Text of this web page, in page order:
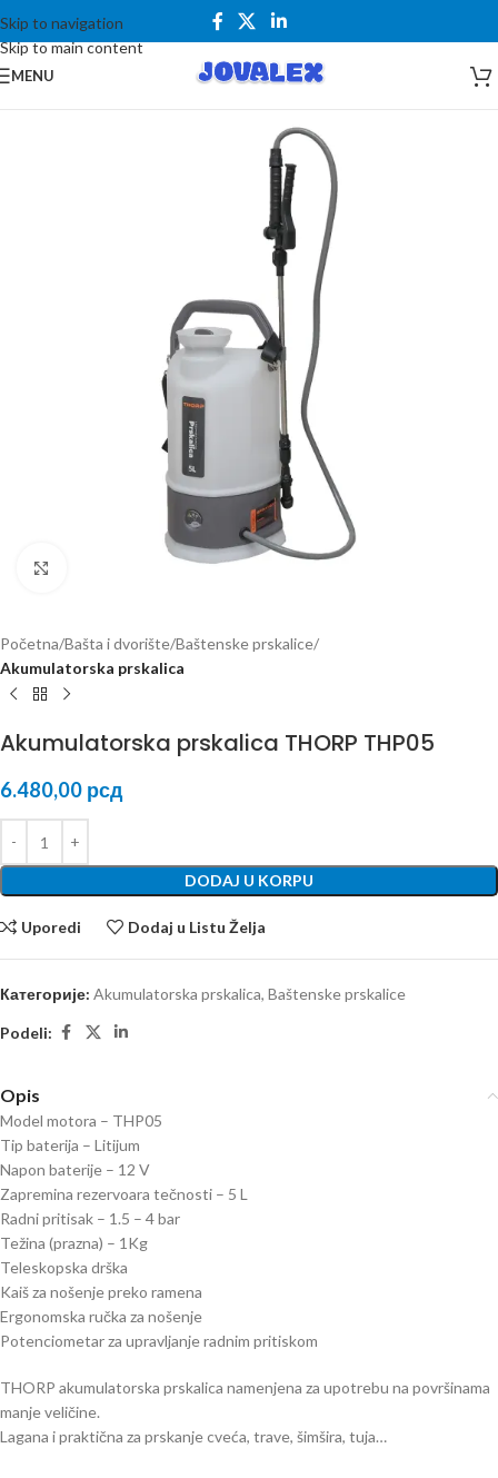
Skip to navigation
Skip to main content
MENU
Kliknite za uvećanje
Početna Bašta i dvorište Baštenske prskalice
Akumulatorska prskalica
Akumulatorska prskalica THORP THP05
6.480,00 рсд
DODAJ U KORPU
Uporedi Dodaj u Listu Želja
Категорије: Akumulatorska prskalica, Baštenske prskalice
Podeli:
Opis
Model motora – THP05
Tip baterija – Litijum
Napon baterije – 12 V
Zapremina rezervoara tečnosti – 5 L
Radni pritisak – 1.5 – 4 bar
Težina (prazna) – 1Kg
Teleskopska drška
Kaiš za nošenje preko ramena
Ergonomska ručka za nošenje
Potenciometar za upravljanje radnim pritiskom
THORP akumulatorska prskalica namenjena za upotrebu na površinama
manje veličine.
Lagana i praktična za prskanje cveća, trave, šimšira, tuja…